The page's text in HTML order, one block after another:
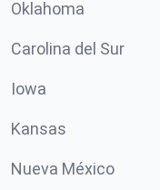
Oklahoma
Carolina del Sur
Iowa
Kansas
Nueva México